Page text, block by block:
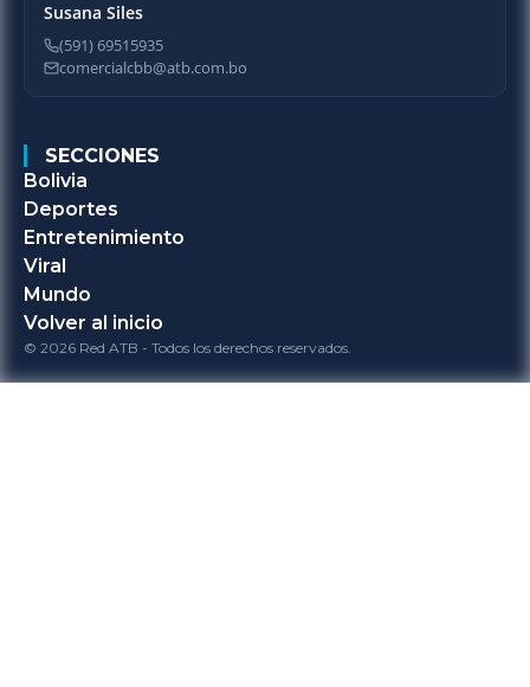
Susana Siles
(591) 69515935
comercialcbb@atb.com.bo
SECCIONES
Bolivia
Deportes
Entretenimiento
Viral
Mundo
Volver al inicio
© 2026 Red ATB - Todos los derechos reservados.